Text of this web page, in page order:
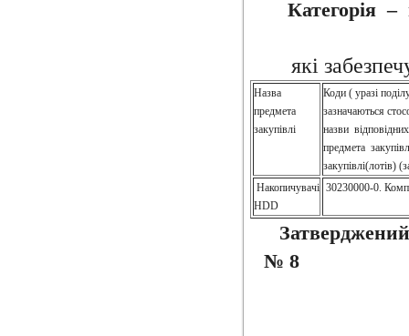
Категорія –
які
Назва
предмета
закупівлі
Коди ( уразі
зазначаються
назви
предмета
закупівлі(лотів)
Накопичувачі
HDD
30230000-0.
№ 8